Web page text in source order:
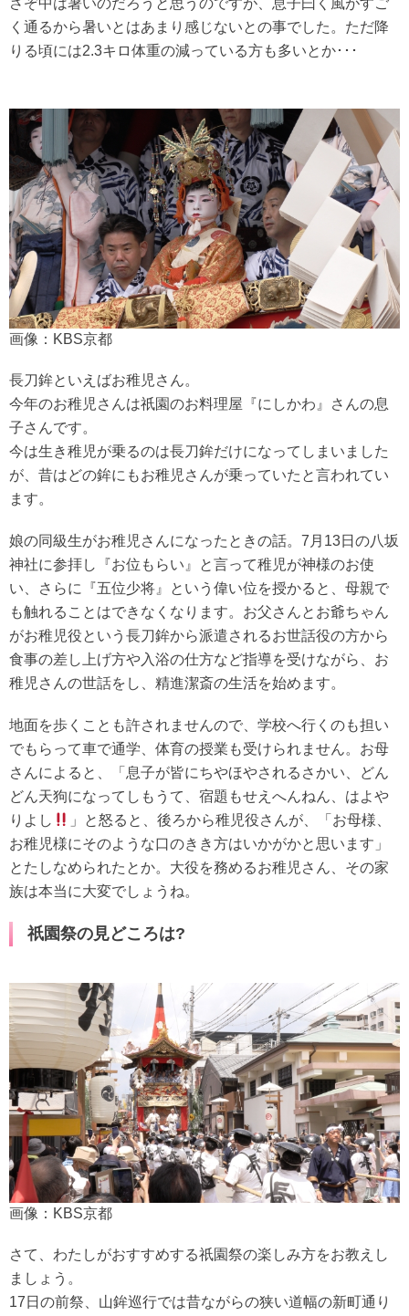
さぞ中は暑いのだろうと思うのですが、息子曰く風がすご
く通るから暑いとはあまり感じないとの事でした。ただ降
りる頃には2.3キロ体重の減っている方も多いとか･･･
画像：KBS京都
長刀鉾といえばお稚児さん。
今年のお稚児さんは祇園のお料理屋『にしかわ』さんの息
子さんです。
今は生き稚児が乗るのは長刀鉾だけになってしまいました
が、昔はどの鉾にもお稚児さんが乗っていたと言われてい
ます。
娘の同級生がお稚児さんになったときの話。7月13日の八坂
神社に参拝し『お位もらい』と言って稚児が神様のお使
い、さらに『五位少将』という偉い位を授かると、母親で
も触れることはできなくなります。お父さんとお爺ちゃん
がお稚児役という長刀鉾から派遣されるお世話役の方から
食事の差し上げ方や入浴の仕方など指導を受けながら、お
稚児さんの世話をし、精進潔斎の生活を始めます。
地面を歩くことも許されませんので、学校へ行くのも担い
でもらって車で通学、体育の授業も受けられません。お母
さんによると、「息子が皆にちやほやされるさかい、どん
どん天狗になってしもうて、宿題もせえへんねん、はよや
りよし
」と怒ると、後ろから稚児役さんが、「お母様、
お稚児様にそのような口のきき方はいかがかと思います」
とたしなめられたとか。大役を務めるお稚児さん、その家
族は本当に大変でしょうね。
祇園祭の見どころは?
画像：KBS京都
さて、わたしがおすすめする祇園祭の楽しみ方をお教えし
ましょう。
17日の前祭、山鉾巡行では昔ながらの狭い道幅の新町通り